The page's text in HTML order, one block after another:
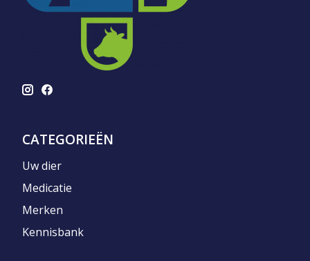
CATEGORIEËN
Uw dier
Medicatie
Merken
Kennisbank